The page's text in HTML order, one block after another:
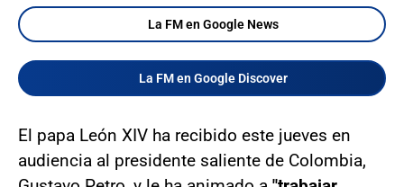
La FM en Google News
La FM en Google Discover
El papa León XIV ha recibido este jueves en
audiencia al presidente saliente de Colombia,